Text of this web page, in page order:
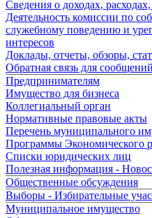
Сведения о доходах,
Деятельность комиссии по
служебному поведению и
интересов
Доклады, отчеты, обзоры,
Обратная связь для
Предпринимателям
Имущество для бизнеса
Коллегиальный орган
Нормативные правовые акты
Перечень муниципального
Программы Экономического
Списки юридических лиц
Полезная информация -
Общественные обсуждения
Выборы - Избирательные
Муниципальное имущество